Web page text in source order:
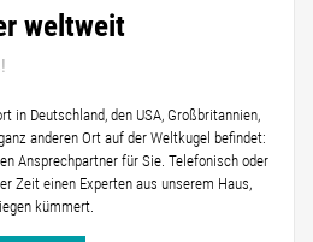
weltweit
in Deutschland, den USA, Großbritannien,
anderen Ort auf der Weltkugel befindet:
Ansprechpartner für Sie. Telefonisch oder
Zeit einen Experten aus unserem Haus,
kümmert.